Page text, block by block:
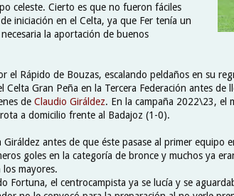
celeste. Cierto es que no fueron fáciles
iniciación en el Celta, ya que Fer tenía un
la aportación de buenos
el Rápido de Bouzas, escalando peldaños en su
Celta Gran Peña en la Tercera Federación antes de
de Claudio Giráldez. En la campaña 2022\23, el
a domicilio frente al Badajoz (1-0).
antes de que éste pasase al primer equipo
goles en la categoría de bronce y muchos ya
mayores.
Fortuna, el centrocampista ya se lucía y se